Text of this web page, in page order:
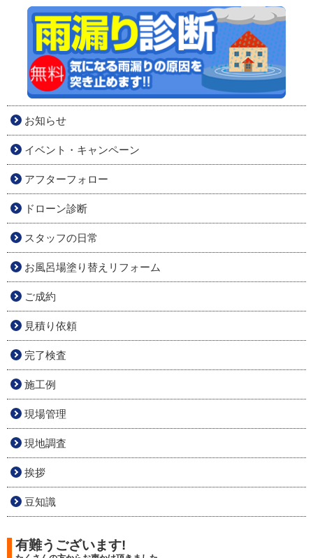
お知らせ
イベント・キャンペーン
アフターフォロー
ドローン診断
スタッフの日常
お風呂場塗り替えリフォーム
ご成約
見積り依頼
完了検査
施工例
現場管理
現地調査
挨拶
豆知識
有難うございます!